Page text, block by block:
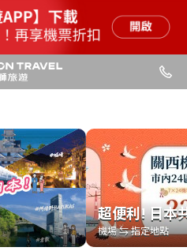
超便利! 日本
機場 ⇆ 指定地點
超便利! 日本
機場 ⇆ 指定地點